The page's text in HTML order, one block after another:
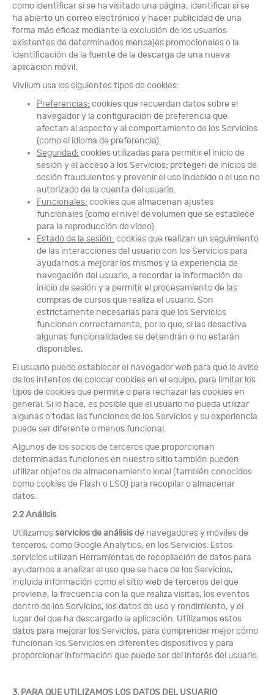
como identificar si se ha visitado una página, identificar si se
ha abierto un correo electrónico y hacer publicidad de una
forma más eficaz mediante la exclusión de los usuarios
existentes de determinados mensajes promocionales o la
identificación de la fuente de la descarga de una nueva
aplicación móvil.
Vivlium usa los siguientes tipos de cookies:
Preferencias: cookies que recuerdan datos sobre el
navegador y la configuración de preferencia que
afectan al aspecto y al comportamiento de los Servicios
(como el idioma de preferencia).
Seguridad: cookies utilizadas para permitir el inicio de
sesión y el acceso a los Servicios; protegen de inicios de
sesión fraudulentos y prevenir el uso indebido o el uso no
autorizado de la cuenta del usuario.
Funcionales: cookies que almacenan ajustes
funcionales (como el nivel de volumen que se establece
para la reproducción de vídeo).
Estado de la sesión: cookies que realizan un seguimiento
de las interacciones del usuario con los Servicios para
ayudarnos a mejorar los mismos y la experiencia de
navegación del usuario, a recordar la información de
inicio de sesión y a permitir el procesamiento de las
compras de cursos que realiza el usuario. Son
estrictamente necesarias para que los Servicios
funcionen correctamente, por lo que, si las desactiva
algunas funcionalidades se detendrán o no estarán
disponibles.
El usuario puede establecer el navegador web para que le avise
de los intentos de colocar cookies en el equipo, para limitar los
tipos de cookies que permite o para rechazar las cookies en
general. Si lo hace, es posible que el usuario no pueda utilizar
algunas o todas las funciones de los Servicios y su experiencia
puede ser diferente o menos funcional.
Algunos de los socios de terceros que proporcionan
determinadas funciones en nuestro sitio también pueden
utilizar objetos de almacenamiento local (también conocidos
como cookies de Flash o LSO) para recopilar o almacenar
datos.
2.2 Análisis
Utilizamosservicios de análisisde navegadores y móviles de
terceros, como Google Analytics, en los Servicios. Estos
servicios utilizan Herramientas de recopilación de datos para
ayudarnos a analizar el uso que se hace de los Servicios,
incluida información como el sitio web de terceros del que
proviene, la frecuencia con la que realiza visitas, los eventos
dentro de los Servicios, los datos de uso y rendimiento, y el
lugar del que ha descargado la aplicación. Utilizamos estos
datos para mejorar los Servicios, para comprender mejor cómo
funcionan los Servicios en diferentes dispositivos y para
proporcionar información que puede ser del interés del usuario.
3. PARA QUE UTILIZAMOS LOS DATOS DEL USUARIO